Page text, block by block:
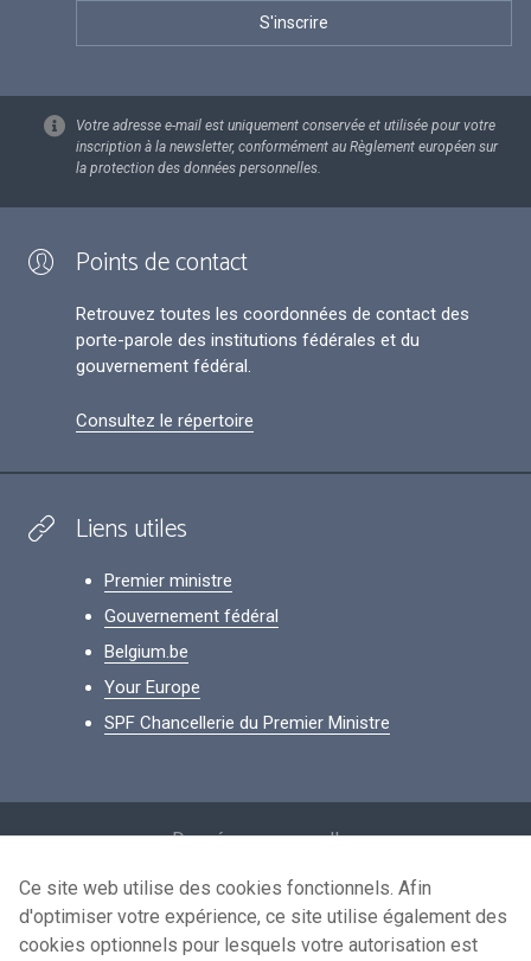
Votre adresse e-mail est uniquement conservée et utilisée pour votre
inscription à la newsletter, conformément au Règlement européen sur
la protection des données personnelles.
Points de contact
Retrouvez toutes les coordonnées de contact des
porte-parole des institutions fédérales et du
gouvernement fédéral.
Consultez le répertoire
Liens utiles
Premier ministre
Gouvernement fédéral
Belgium.be
Your Europe
SPF Chancellerie du Premier Ministre
Données personnelles
Conditions de réutilisation
Contactez-nous
Ce site web utilise des cookies fonctionnels. Afin
d'optimiser votre expérience, ce site utilise également des
cookies optionnels pour lesquels votre autorisation est